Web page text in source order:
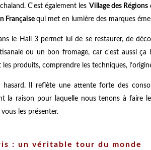
C'est également les Village des Régions
Française qui met en lumière des marques
le Hall 3 permet lui de se restaurer, de
ou un bon fromage, car c'est aussi ça
produits, comprendre les techniques,
hasard. Il reflète une attente forte des
la raison pour laquelle nous tenons à faire
les présenter.
: un véritable tour du monde